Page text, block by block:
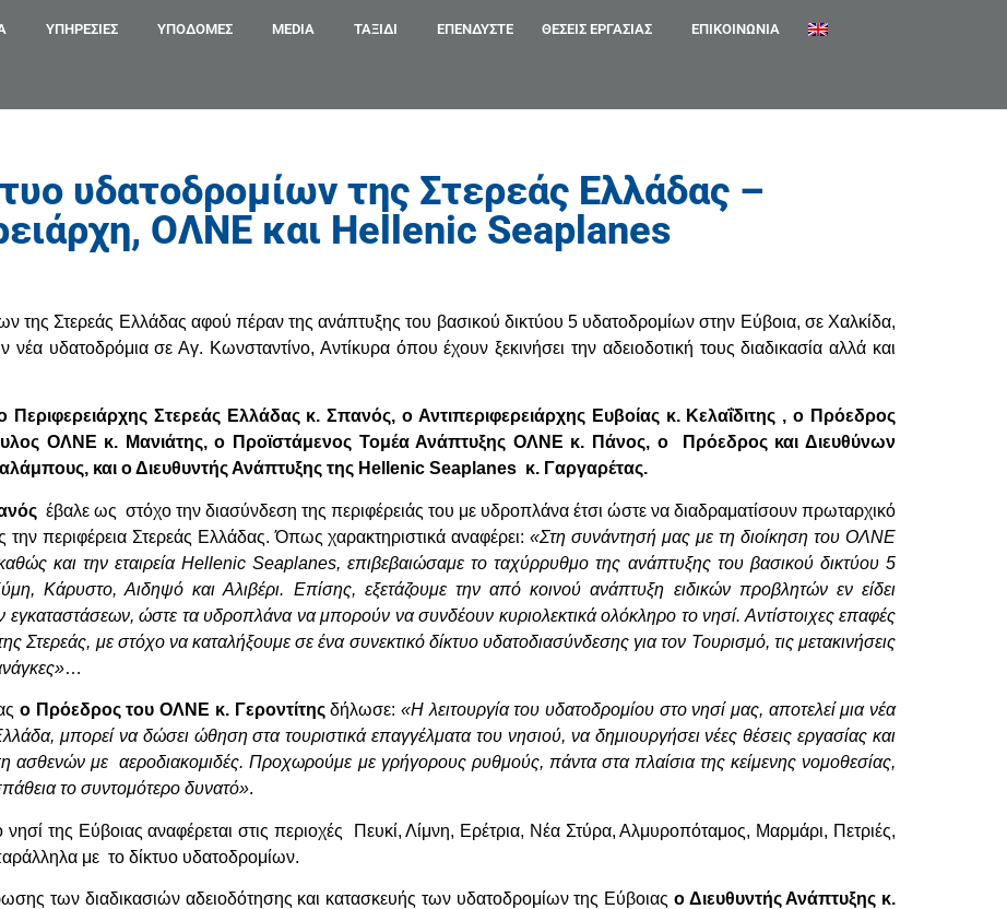
ΥΠΗΡΕΣΊΕΣ ΥΠΟΔΟΜΕΣ MEDIA ΤΑΞΙΔΙ ΕΠΕΝΔΎΣΤΕ ΘΈΣΕΙΣ ΕΡΓΑΣΊΑΣ ΕΠΙΚΟΙΝΩΝΊΑ
υδατοδρομίων της Στερεάς Ελλάδας –
ΟΛΝΕ και Hellenic Seaplanes
της Στερεάς Ελλάδας αφού πέραν της ανάπτυξης του βασικού δικτύου 5 υδατοδρομίων στην Εύβοια, σε Χαλκίδα,
υδατοδρόμια σε Αγ. Κωνσταντίνο, Αντίκυρα όπου έχουν ξεκινήσει την αδειοδοτική τους διαδικασία αλλά και
Περιφερειάρχης Στερεάς Ελλάδας κ. Σπανός, ο Αντιπεριφερειάρχης Ευβοίας κ. Κελαΐδιτης , ο Πρόεδρος
ΟΛΝΕ κ. Μανιάτης, ο Προϊστάμενος Τομέα Ανάπτυξης ΟΛΝΕ κ. Πάνος, ο Πρόεδρος και Διευθύνων
και ο Διευθυντής Ανάπτυξης της Hellenic Seaplanes κ. Γαργαρέτας.
έβαλε ως στόχο την διασύνδεση της περιφέρειάς του με υδροπλάνα έτσι ώστε να διαδραματίσουν πρωταρχικό
την περιφέρεια Στερεάς Ελλάδας. Όπως χαρακτηριστικά αναφέρει:«Στη συνάντησή μας με τη διοίκηση του ΟΛΝΕ
και την εταιρεία Hellenic Seaplanes, επιβεβαιώσαμε το ταχύρρυθμο της ανάπτυξης του βασικού δικτύου 5
Κάρυστο, Αιδηψό και Αλιβέρι. Επίσης, εξετάζουμε την από κοινού ανάπτυξη ειδικών προβλητών εν είδει
εγκαταστάσεων, ώστε τα υδροπλάνα να μπορούν να συνδέουν κυριολεκτικά ολόκληρο το νησί. Αντίστοιχες επαφές
Στερεάς, με στόχο να καταλήξουμε σε ένα συνεκτικό δίκτυο υδατοδιασύνδεσης για τον Τουρισμό, τις μετακινήσεις
…
ο Πρόεδρος του ΟΛΝΕ κ. Γεροντίτηςδήλωσε: «Η λειτουργία του υδατοδρομίου στο νησί μας, αποτελεί μια νέα
μπορεί να δώσει ώθηση στα τουριστικά επαγγέλματα του νησιού, να δημιουργήσει νέες θέσεις εργασίας και
ασθενών με αεροδιακομιδές. Προχωρούμε με γρήγορους ρυθμούς, πάντα στα πλαίσια της κείμενης νομοθεσίας,
το συντομότερο δυνατό».
της Εύβοιας αναφέρεται στις περιοχές Πευκί, Λίμνη, Ερέτρια, Νέα Στύρα, Αλμυροπόταμος, Μαρμάρι, Πετριές,
με το δίκτυο υδατοδρομίων.
των διαδικασιών αδειοδότησης και κατασκευής των υδατοδρομίων της Εύβοιας ο Διευθυντής Ανάπτυξης κ.